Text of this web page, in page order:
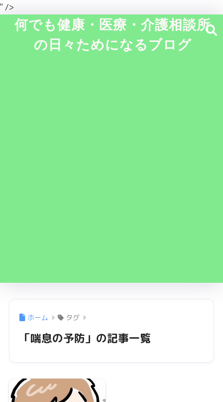
" />
何でも健康・医療・介護相談所
の日々ためになるブログ
ホーム タグ
「喘息の予防」の記事一覧